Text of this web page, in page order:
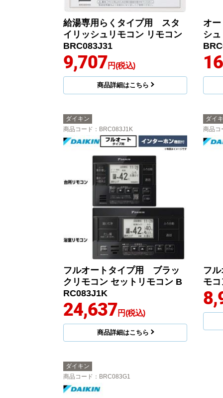
給湯専用らくタイプ用 スタ
イリッシュリモコン リモコン
BRC083J31
9,707円(税込)
商品詳細はこちら
オ
シ
ダイキン
商品コード ：BRC083J1K
フルオートタイプ用 ブラッ
クリモコン セットリモコン B
RC083J1K
24,637円(税込)
商品詳細はこちら
ダイ
商品コ
フ
モ
ダイキン
商品コード ：BRC083G1